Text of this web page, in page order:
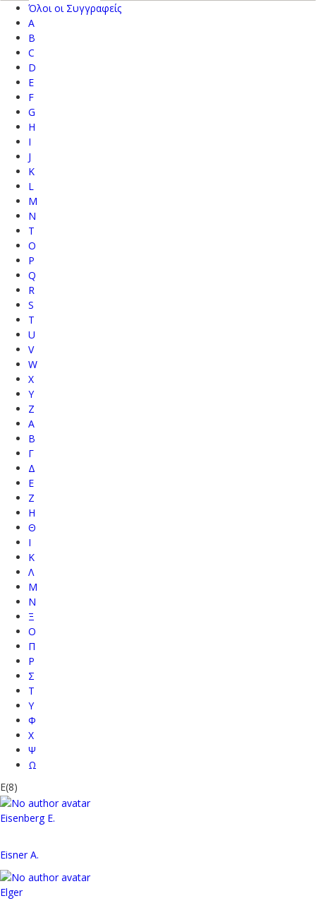
Όλοι οι Συγγραφείς
A
B
C
D
E
F
G
H
I
J
K
L
M
N
T
O
P
Q
R
S
T
U
V
W
X
Y
Z
Α
Β
Γ
Δ
Ε
Ζ
Η
Θ
Ι
Κ
Λ
Μ
Ν
Ξ
Ο
Π
Ρ
Σ
Τ
Υ
Φ
Χ
Ψ
Ω
E(8)
Eisenberg E.
Eisner A.
Elger